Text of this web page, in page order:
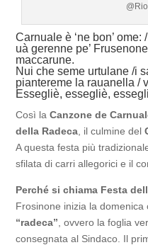
Carnuale è ‘ne bon’
uà gerenne pe’
maccarune.
Nui che seme urtulane /i
piantereme la rauanella /
Essegliè, essegliè,
Così laCanzone de
della Radeca , il culmine del
A questa festa più
sfilata di carri allegorici e il
Perché si chiama Festa
Frosinone inizia la domenica
“radeca” , ovvero la foglia
consegnata al Sindaco. Il